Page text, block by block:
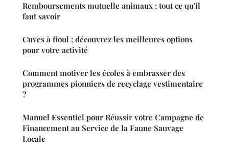
Remboursements mutuelle animaux : tout ce qu'il
faut savoir
Cuves à fioul : découvrez les meilleures options
pour votre activité
Comment motiver les écoles à embrasser des
programmes pionniers de recyclage vestimentaire
?
Manuel Essentiel pour Réussir votre Campagne de
Financement au Service de la Faune Sauvage
Locale